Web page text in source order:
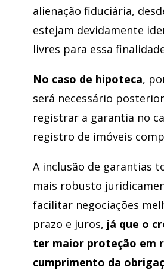
alienação fiduciária,
estejam devidamente
livres para essa
No caso de hipoteca,
será necessário
registrar a garantia no
registro de imóveis
A inclusão de garantias
mais robusto
facilitar negociações
prazo e juros, já que o
ter maior proteção em
cumprimento da